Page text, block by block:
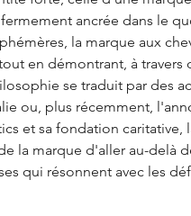
ancrée dans le
la marque aux
en démontrant, à travers
se traduit par des
ou, plus récemment,
et sa fondation
la marque d'aller au-delà
qui résonnent avec les